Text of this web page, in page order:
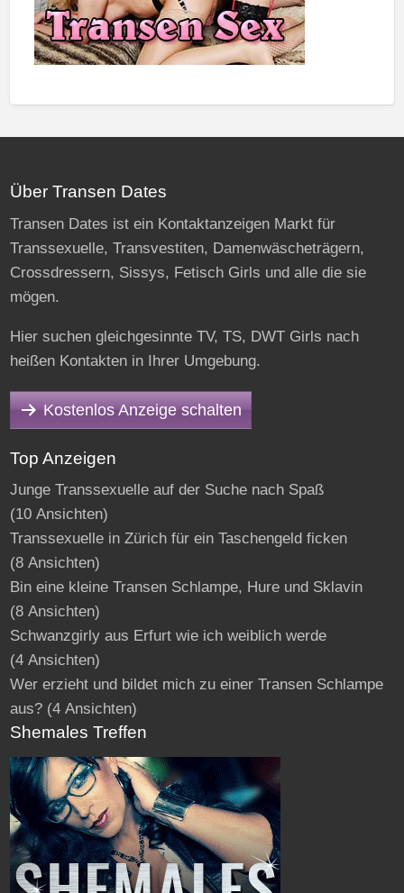
Über Transen Dates
Transen Dates ist ein Kontaktanzeigen Markt für
Transsexuelle, Transvestiten, Damenwäscheträgern,
Crossdressern, Sissys, Fetisch Girls und alle die sie
mögen.
Hier suchen gleichgesinnte TV, TS, DWT Girls nach
heißen Kontakten in Ihrer Umgebung.
Kostenlos Anzeige schalten
Top Anzeigen
Junge Transsexuelle auf der Suche nach Spaß
(10 Ansichten)
Transsexuelle in Zürich für ein Taschengeld ficken
(8 Ansichten)
Bin eine kleine Transen Schlampe, Hure und Sklavin
(8 Ansichten)
Schwanzgirly aus Erfurt wie ich weiblich werde
(4 Ansichten)
Wer erzieht und bildet mich zu einer Transen Schlampe
aus?(4 Ansichten)
Shemales Treffen